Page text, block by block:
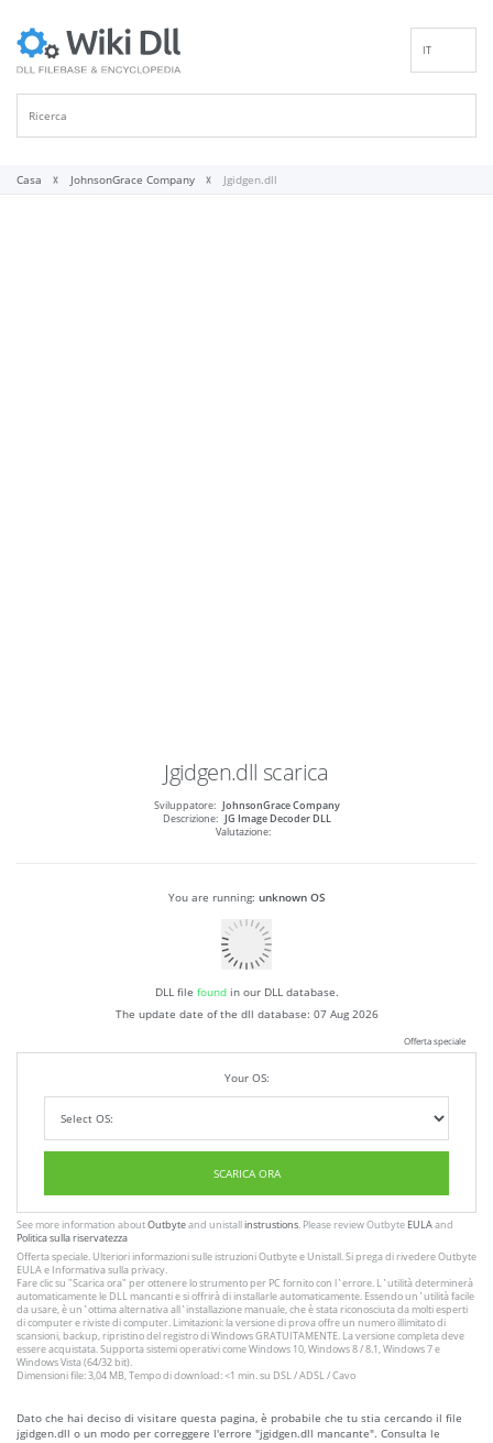
IT
Casa JohnsonGrace Company Jgidgen.dll
Jgidgen.dll scarica
Sviluppatore: JohnsonGrace Company
Descrizione: JG Image Decoder DLL
Valutazione:
You are running: unknown OS
DLL file foundin our DLL database.
The update date of the dll database: 07 Aug 2026
Offerta speciale
Your OS:
SCARICA ORA
See more information aboutOutbyteand unistallinstrustions. Please review Outbyte EULAand
Politica sulla riservatezza
Offerta speciale. Ulteriori informazioni sulle istruzioniOutbytee Unistall. Si prega di rivedere Outbyte
EULAe Informativa sulla privacy.
Fare clic su "Scarica ora" per ottenere lo strumento per PC fornito con l`errore. L`utilità determinerà
automaticamente le DLL mancanti e si offrirà di installarle automaticamente. Essendo un`utilità facile
da usare, è un`ottima alternativa all`installazione manuale, che è stata riconosciuta da molti esperti
di computer e riviste di computer. Limitazioni: la versione di prova offre un numero illimitato di
scansioni, backup, ripristino del registro di Windows GRATUITAMENTE. La versione completa deve
essere acquistata. Supporta sistemi operativi come Windows 10, Windows 8 / 8.1, Windows 7 e
Windows Vista (64/32 bit).
Dimensioni file: 3,04 MB, Tempo di download: <1 min. su DSL / ADSL / Cavo
Dato che hai deciso di visitare questa pagina, è probabile che tu stia cercando il file
jgidgen.dll o un modo per correggere l'errore "jgidgen.dll mancante". Consulta le